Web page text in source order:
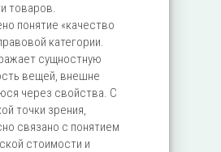
товаров.
понятие «качество
категории.
сущностную
вещей, внешне
через свойства. С
точки зрения,
связано с понятием
стоимости и